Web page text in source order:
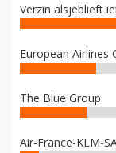
Verzin alsjeblieft
European Airlines
The Blue Group
Air-France-KLM-